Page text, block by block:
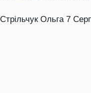
Стрільчук Ольга 7